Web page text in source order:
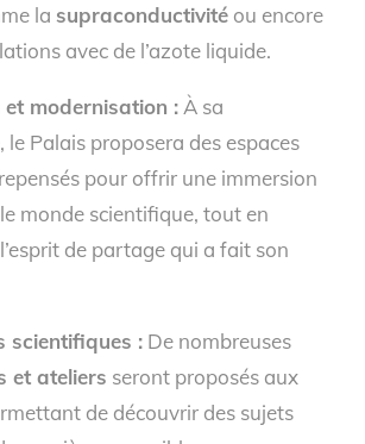
la supraconductivitéou encore
avec de l’azote liquide.
et modernisation :À sa
le Palais proposera des espaces
pour offrir une immersion
monde scientifique, tout en
de partage qui a fait son
scientifiques :De nombreuses
et ateliers seront proposés aux
de découvrir des sujets